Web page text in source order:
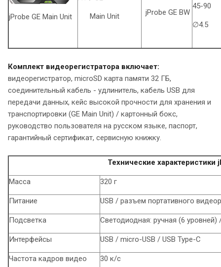
jProbe GE Main Unit Main Unit jProbe GE BW
45-90
∅4.5
Комплект видеорегистратора включает:
видеорегистратор, microSD карта памяти 32 ГБ,
соединительный кабель - удлинитель, кабель USB для
передачи данных, кейс высокой прочности для хранения и
транспортировки (GE Main Unit) / картонный бокс,
руководство пользователя на русском языке, паспорт,
гарантийный сертификат, сервисную книжку.
Технические характеристики
Масса 320 г
Питание USB / разъем портативного
Подсветка Светодиодная: ручная (6 уровней)
Интерфейсы USB / micro-USB / USB Type-C
Частота кадров видео 30 к/с